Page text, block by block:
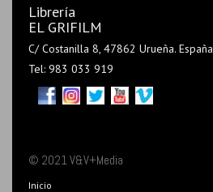
Librería
EL GRIFILM
C/ Costanilla 8, 47862 Urueña. España
Tel: 983 033 919
© 2021 V&V+Media
Inicio